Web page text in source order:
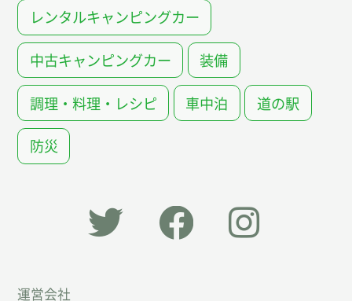
レンタルキャンピングカー
中古キャンピングカー 装備
調理・料理・レシピ 車中泊 道の駅
防災
運営会社